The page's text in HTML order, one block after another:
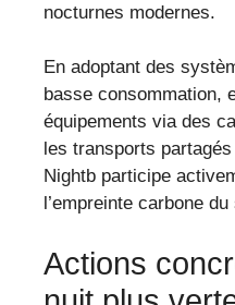
nocturnes modernes.
En adoptant des
basse consommation,
équipements via des
les transports
Nightb participe
l’empreinte carbone
Actions